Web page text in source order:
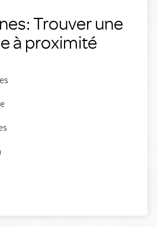
Trouver une
à proximité